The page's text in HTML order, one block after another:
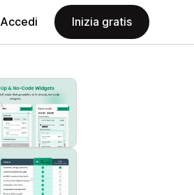
Accedi Inizia gratis